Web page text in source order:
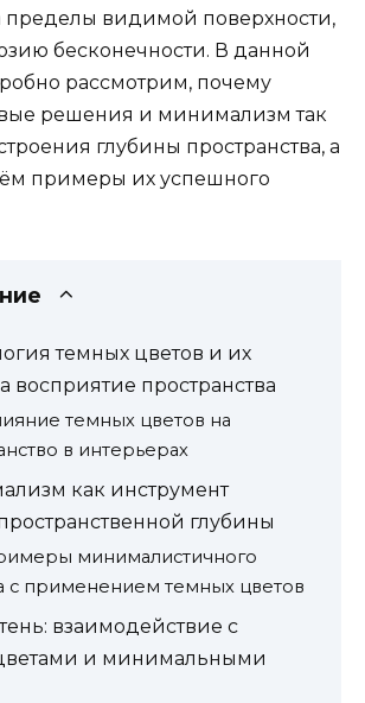
пределы видимой поверхности,
бесконечности. В данной
рассмотрим, почему
решения и минимализм так
глубины пространства, а
примеры их успешного
темных цветов и их
восприятие пространства
темных цветов на
в интерьерах
как инструмент
глубины
минималистичного
с применением темных цветов
взаимодействие с
и минимальными